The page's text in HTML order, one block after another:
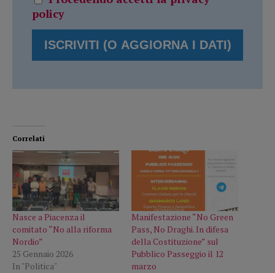
policy
Correlati
Nasce a Piacenza il
comitato “No alla riforma
Nordio”
25 Gennaio 2026
In "Politica"
Manifestazione “No Green
Pass, No Draghi. In difesa
della Costituzione” sul
Pubblico Passeggio il 12
marzo